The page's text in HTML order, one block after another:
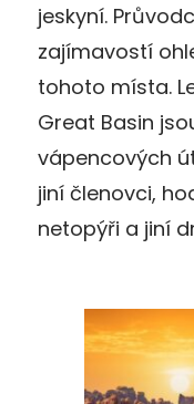
jeskyní.
zajímavostí
tohoto místa.
Great Basin
vápencových
jiní členovci,
netopýři a jiní